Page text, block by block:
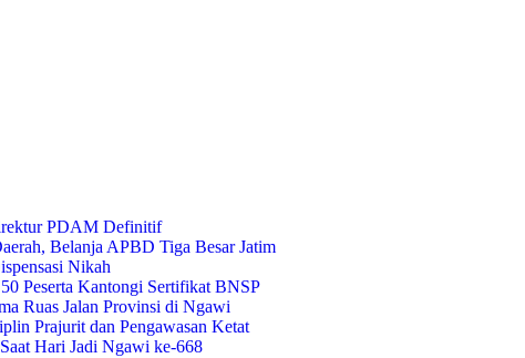
PDAM Definitif
Belanja APBD Tiga Besar Jatim
Nikah
Peserta Kantongi Sertifikat BNSP
Ruas Jalan Provinsi di Ngawi
Prajurit dan Pengawasan Ketat
Hari Jadi Ngawi ke-668